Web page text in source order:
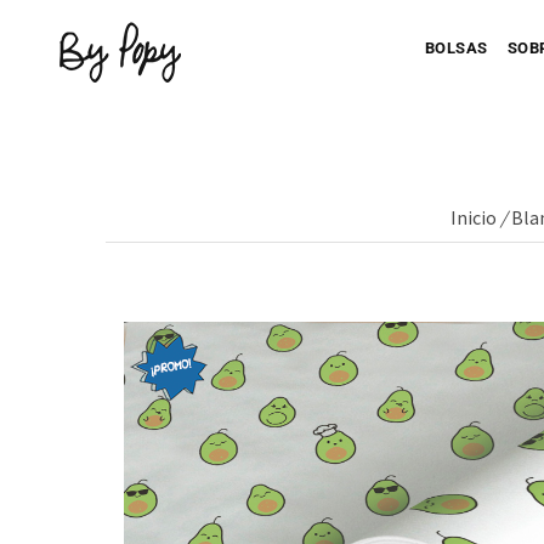
BOLSAS
Inicio /